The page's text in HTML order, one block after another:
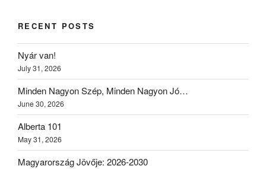
RECENT POSTS
Nyár van!
July 31, 2026
Minden Nagyon Szép, Minden Nagyon Jó…
June 30, 2026
Alberta 101
May 31, 2026
Magyarország Jövője: 2026-2030